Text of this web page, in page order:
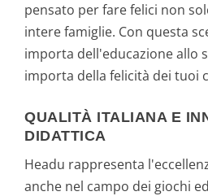
pensato per fare felici non
intere famiglie. Con questa
importa dell'educazione allo
importa della felicità dei tuoi
QUALITÀ ITALIANA E
DIDATTICA
Headu rappresenta
anche nel campo dei giochi